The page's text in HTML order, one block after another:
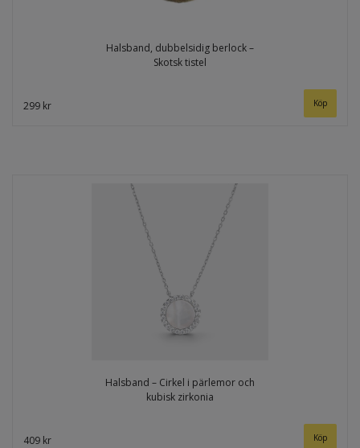
Halsband, dubbelsidig berlock –
Skotsk tistel
299 kr
Halsband – Cirkel i pärlemor och
kubisk zirkonia
409 kr